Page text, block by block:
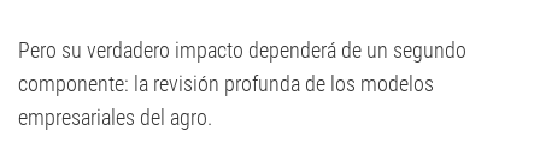
Pero su verdadero impacto dependerá de un segundo
componente: la revisión profunda de los modelos
empresariales del agro.